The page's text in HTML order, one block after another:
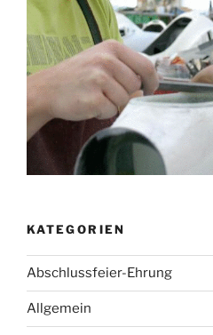
KATEGORIEN
Abschlussfeier-Ehrung
Allgemein